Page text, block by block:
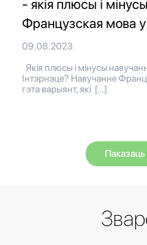
- якія плюсы і
Французская мова у
09.08.2023
Якія плюсы і мінусы
Інтэрнэце? Навучанне
гэта варыянт, які […]
Паказаць